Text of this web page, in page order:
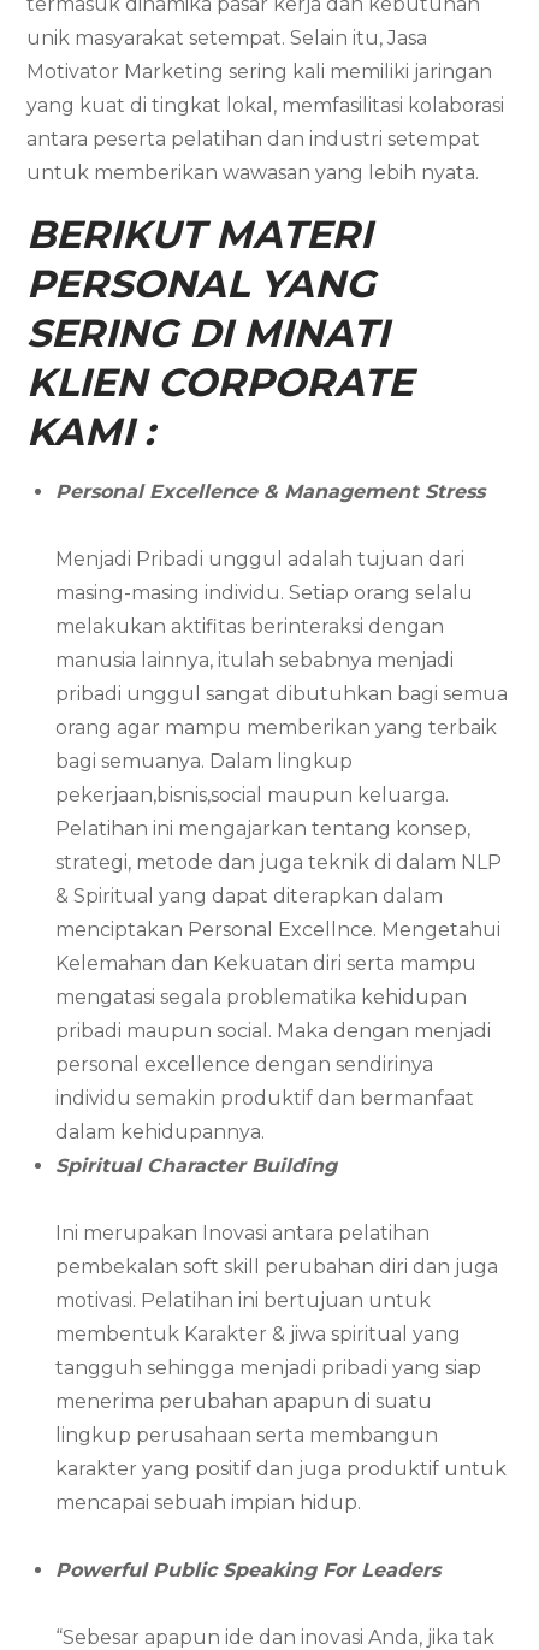
unik masyarakat setempat. Selain itu, Jasa
Motivator Marketing sering kali memiliki jaringan
yang kuat di tingkat lokal, memfasilitasi kolaborasi
antara peserta pelatihan dan industri setempat
untuk memberikan wawasan yang lebih nyata.
BERIKUT MATERI
PERSONAL YANG
SERING DI MINATI
KLIEN CORPORATE
KAMI :
Personal Excellence & Management Stress
Menjadi Pribadi unggul adalah tujuan dari
masing-masing individu. Setiap orang selalu
melakukan aktifitas berinteraksi dengan
manusia lainnya, itulah sebabnya menjadi
pribadi unggul sangat dibutuhkan bagi semua
orang agar mampu memberikan yang terbaik
bagi semuanya. Dalam lingkup
pekerjaan,bisnis,social maupun keluarga.
Pelatihan ini mengajarkan tentang konsep,
strategi, metode dan juga teknik di dalam NLP
& Spiritual yang dapat diterapkan dalam
menciptakan Personal Excellnce. Mengetahui
Kelemahan dan Kekuatan diri serta mampu
mengatasi segala problematika kehidupan
pribadi maupun social. Maka dengan menjadi
personal excellence dengan sendirinya
individu semakin produktif dan bermanfaat
dalam kehidupannya.
Spiritual Character Building
Ini merupakan Inovasi antara pelatihan
pembekalan soft skill perubahan diri dan juga
motivasi. Pelatihan ini bertujuan untuk
membentuk Karakter & jiwa spiritual yang
tangguh sehingga menjadi pribadi yang siap
menerima perubahan apapun di suatu
lingkup perusahaan serta membangun
karakter yang positif dan juga produktif untuk
mencapai sebuah impian hidup.
Powerful Public Speaking For Leaders
“Sebesar apapun ide dan inovasi Anda, jika tak